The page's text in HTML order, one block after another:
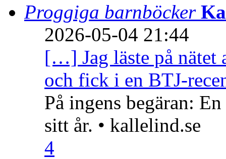
Proggiga barnböcker
2026-05-04 21:44
[…] Jag läste på nätet
och fick i en BTJ-
På ingens begäran:
sitt år. • kallelind.se
4